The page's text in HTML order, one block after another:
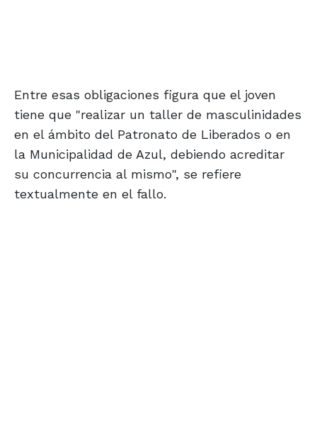
Entre esas obligaciones figura que el joven
tiene que "realizar un taller de masculinidades
en el ámbito del Patronato de Liberados o en
la Municipalidad de Azul, debiendo acreditar
su concurrencia al mismo", se refiere
textualmente en el fallo.